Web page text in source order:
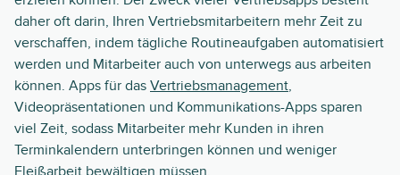
daher oft darin, Ihren Vertriebsmitarbeitern mehr Zeit zu
verschaffen, indem tägliche Routineaufgaben automatisiert
werden und Mitarbeiter auch von unterwegs aus arbeiten
können. Apps für das Vertriebsmanagement,
Videopräsentationen und Kommunikations-Apps sparen
viel Zeit, sodass Mitarbeiter mehr Kunden in ihren
Terminkalendern unterbringen können und weniger
Fleißarbeit bewältigen müssen.